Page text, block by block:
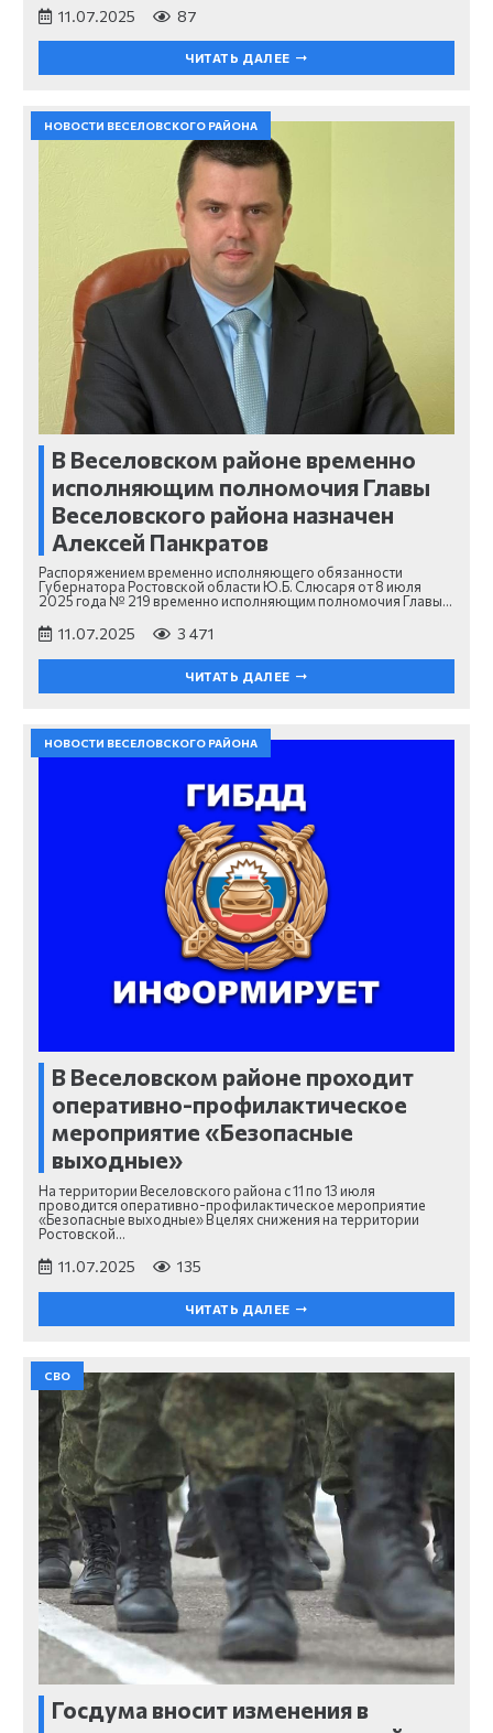
11.07.2025 87
ЧИТАТЬ ДАЛЕЕ
НОВОСТИ ВЕСЕЛОВСКОГО РАЙОНА
В Веселовском районе временно
исполняющим полномочия Главы
Веселовского района назначен
Алексей Панкратов
Распоряжением временно исполняющего обязанности
Губернатора Ростовской области Ю.Б. Слюсаря от 8 июля
2025 года № 219 временно исполняющим полномочия Главы…
11.07.2025 3 471
ЧИТАТЬ ДАЛЕЕ
НОВОСТИ ВЕСЕЛОВСКОГО РАЙОНА
В Веселовском районе проходит
оперативно-профилактическое
мероприятие «Безопасные
выходные»
На территории Веселовского района с 11 по 13 июля
проводится оперативно-профилактическое мероприятие
«Безопасные выходные» В целях снижения на территории
Ростовской…
11.07.2025 135
ЧИТАТЬ ДАЛЕЕ
СВО
Госдума вносит изменения в